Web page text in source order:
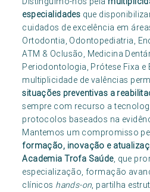
especialidades que
cuidados de excelência em
Ortodontia, Odontopediatria,
ATM & Oclusão, Medicina
Periodontologia, Prótese Fixa e
multiplicidade de valências
situações preventivas a
sempre com recurso a
protocolos baseados na
Mantemos um compromisso
formação, inovação e
Academia Trofa Saúde, que
especialização, formação
clínicos hands-on, partilha